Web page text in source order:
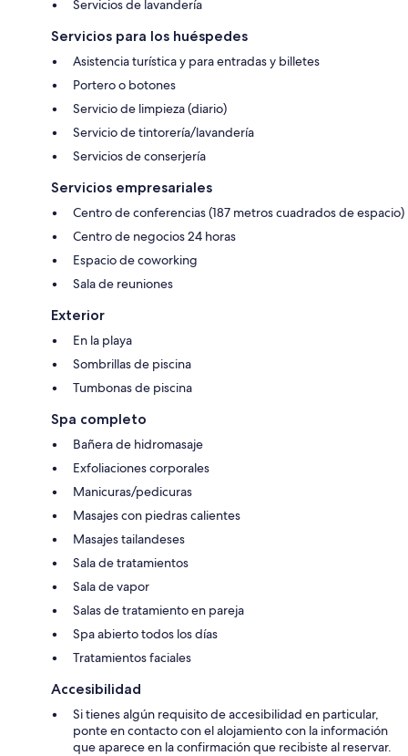
Servicios de lavandería
Servicios para los huéspedes
Asistencia turística y para entradas y billetes
Portero o botones
Servicio de limpieza (diario)
Servicio de tintorería/lavandería
Servicios de conserjería
Servicios empresariales
Centro de conferencias (187 metros cuadrados de espacio)
Centro de negocios 24 horas
Espacio de coworking
Sala de reuniones
Exterior
En la playa
Sombrillas de piscina
Tumbonas de piscina
Spa completo
Bañera de hidromasaje
Exfoliaciones corporales
Manicuras/pedicuras
Masajes con piedras calientes
Masajes tailandeses
Sala de tratamientos
Sala de vapor
Salas de tratamiento en pareja
Spa abierto todos los días
Tratamientos faciales
Accesibilidad
Si tienes algún requisito de accesibilidad en particular,
ponte en contacto con el alojamiento con la información
que aparece en la confirmación que recibiste al reservar.